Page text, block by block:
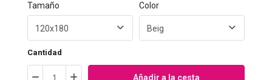
Tamaño Color
Cantidad
Añadir a la cesta